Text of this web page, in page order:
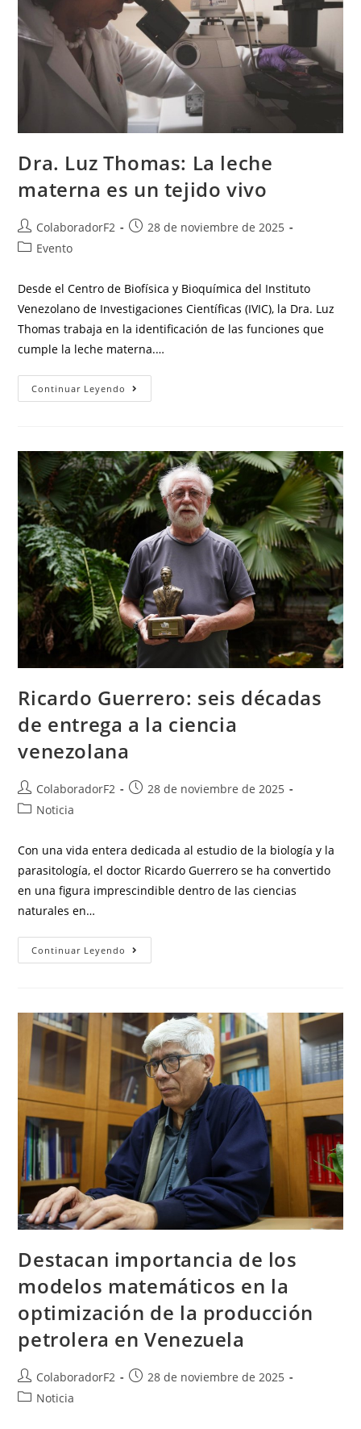
Dra. Luz Thomas: La leche
materna es un tejido vivo
ColaboradorF2
28 de noviembre de 2025
Evento
Desde el Centro de Biofísica y Bioquímica del Instituto
Venezolano de Investigaciones Científicas (IVIC), la Dra. Luz
Thomas trabaja en la identificación de las funciones que
cumple la leche materna.…
Continuar Leyendo
Ricardo Guerrero: seis décadas
de entrega a la ciencia
venezolana
ColaboradorF2
28 de noviembre de 2025
Noticia
Con una vida entera dedicada al estudio de la biología y la
parasitología, el doctor Ricardo Guerrero se ha convertido
en una figura imprescindible dentro de las ciencias
naturales en…
Continuar Leyendo
Destacan importancia de los
modelos matemáticos en la
optimización de la producción
petrolera en Venezuela
ColaboradorF2
28 de noviembre de 2025
Noticia